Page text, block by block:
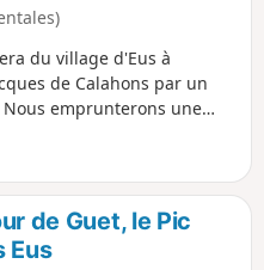
du village d'Eus à
de Calahons par un
emprunterons une
la chaîne du Canigou
de Guet, le Pic
Eus